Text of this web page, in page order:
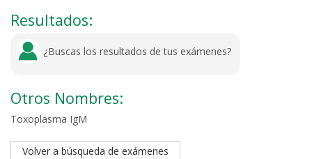
Resultados:
¿Buscas los resultados de tus exámenes?
Otros Nombres:
Toxoplasma IgM
Volver a búsqueda de exámenes